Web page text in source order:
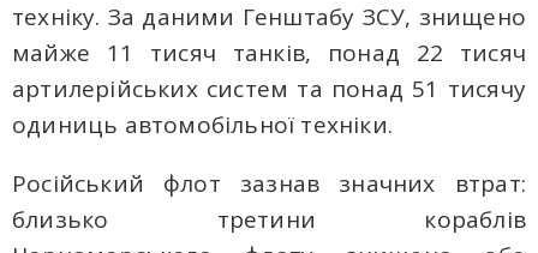
техніку. За даними Генштабу ЗСУ, знищено
майже 11 тисяч танків, понад 22 тисяч
артилерійських систем та понад 51 тисячу
одиниць автомобільної техніки.
Російський флот зазнав значних втрат:
близько третини кораблів